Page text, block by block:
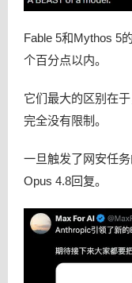
Fable 5和Mythos 5
个百分点以内。
它们最大的区别在
完全没有限制。
一旦触发了网安任
Opus 4.8回复。